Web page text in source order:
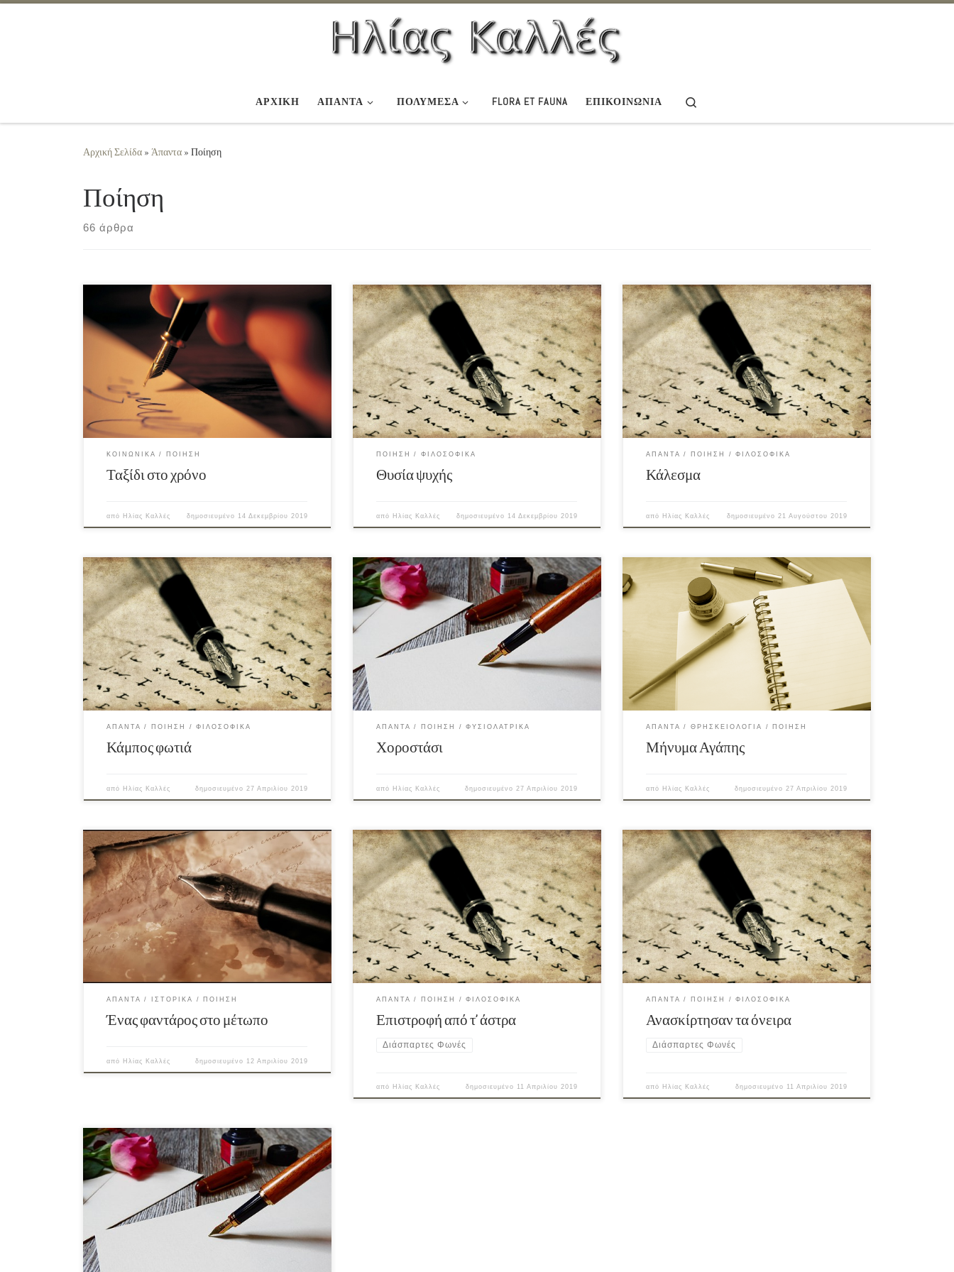
ΑΡΧΙΚΗ ΆΠΑΝΤΑ ΠΟΛΥΜΕΣΑ FLORA ET FAUNA ΕΠΙΚΟΙΝΩΝΊΑ
Αρχική Σελίδα » Άπαντα » Ποίηση
Ποίηση
66 άρθρα
ΚΟΙΝΩΝΙΚΆ ΠΟΊΗΣΗ
Ταξίδι στο χρόνο
από Ηλίας Καλλές δημοσιευμένο 14 Δεκεμβρίου 2019
ΠΟΊΗΣΗ ΦΙΛΟΣΟΦΙΚΆ
Θυσία ψυχής
από Ηλίας Καλλές δημοσιευμένο 14 Δεκεμβρίου 2019
ΆΠΑΝΤΑ ΠΟΊΗΣΗ ΦΙΛΟΣΟΦΙΚΆ
Κάλεσμα
από Ηλίας Καλλές δημοσιευμένο 21 Αυγούστου 2019
ΆΠΑΝΤΑ ΠΟΊΗΣΗ ΦΙΛΟΣΟΦΙΚΆ
Κάμπος φωτιά
από Ηλίας Καλλές δημοσιευμένο 27 Απριλίου 2019
ΆΠΑΝΤΑ ΠΟΊΗΣΗ ΦΥΣΙΟΛΑΤΡΙΚΆ
Χοροστάσι
από Ηλίας Καλλές δημοσιευμένο 27 Απριλίου 2019
ΆΠΑΝΤΑ ΘΡΗΣΚΕΙΟΛΟΓΊΑ ΠΟΊΗΣΗ
Μήνυμα Αγάπης
από Ηλίας Καλλές δημοσιευμένο 27 Απριλίου 2019
ΆΠΑΝΤΑ ΙΣΤΟΡΙΚΆ ΠΟΊΗΣΗ
Ένας φαντάρος στο μέτωπο
από Ηλίας Καλλές δημοσιευμένο 12 Απριλίου 2019
ΆΠΑΝΤΑ ΠΟΊΗΣΗ ΦΙΛΟΣΟΦΙΚΆ
Επιστροφή από τ’ άστρα
Διάσπαρτες Φωνές
από Ηλίας Καλλές δημοσιευμένο 11 Απριλίου 2019
ΆΠΑΝΤΑ ΠΟΊΗΣΗ ΦΙΛΟΣΟΦΙΚΆ
Ανασκίρτησαν τα όνειρα
Διάσπαρτες Φωνές
από Ηλίας Καλλές δημοσιευμένο 11 Απριλίου 2019